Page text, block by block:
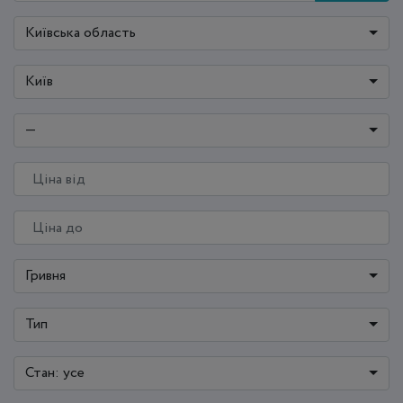
Київська область
Київ
—
Гривня
Тип
Стан: усе